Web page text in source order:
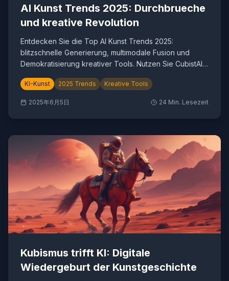
AI Kunst Trends 2025: Durchbrueche
und kreative Revolution
Entdecken Sie die Top AI Kunst Trends 2025:
blitzschnelle Generierung, multimodale Fusion und
Demokratisierung kreativer Tools. Nutzen Sie CubistAI
KI-Kunst 2025 Trends Kreative Tools
2025年6月5日 24 Min. Lesezeit
Kubismus trifft KI: Digitale
Wiedergeburt der Kunstgeschichte